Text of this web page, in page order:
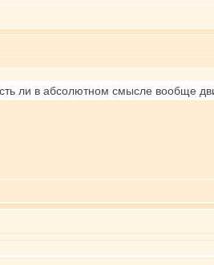
ли в абсолютном смысле вообще